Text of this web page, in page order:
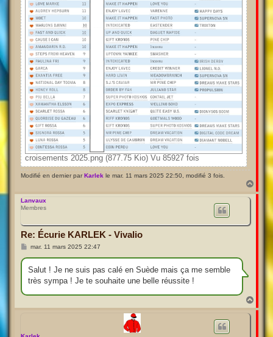
croisements 2025.png (877.75 Kio) Vu 85927 fois
Modifié en dernier par Karlek le mar. 11 mars 2025 22:50, modifié 3 fois.
a
Lanvaux
Membres
Re: Écurie KARLEK - Vivalio
M
s
s
g
mar. 11 mars 2025 22:47
Salut ! Je ne suis pas calé en Suède mais ça me semble
très sympa ! Je te souhaite une belle réussite !
a